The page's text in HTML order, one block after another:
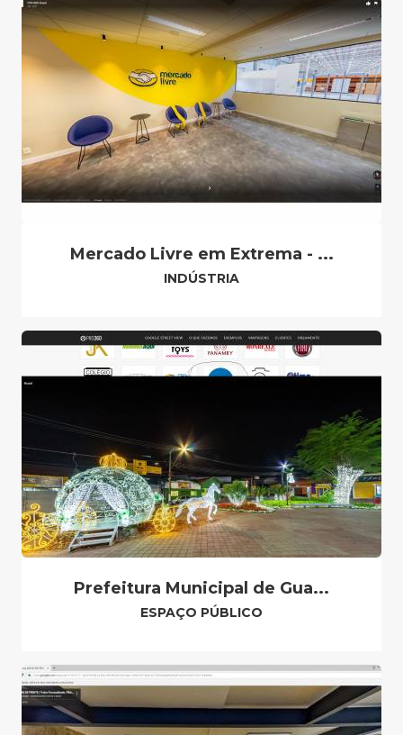
Mercado Livre em Extrema - ...
INDÚSTRIA
Prefeitura Municipal de Gua...
ESPAÇO PÚBLICO